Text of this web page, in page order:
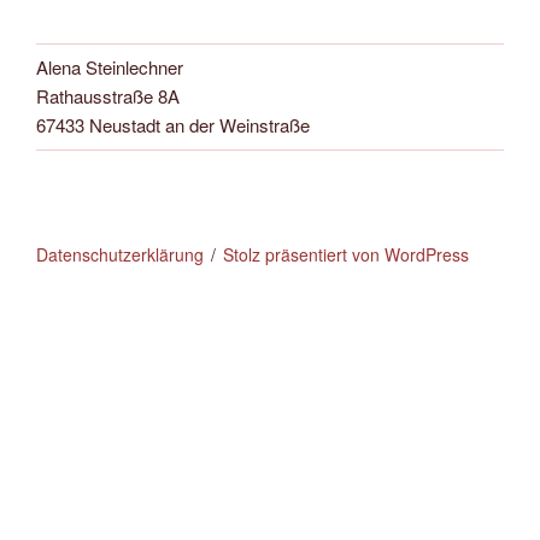
Alena Steinlechner
Rathausstraße 8A
67433 Neustadt an der Weinstraße
Datenschutzerklärung Stolz präsentiert von WordPress